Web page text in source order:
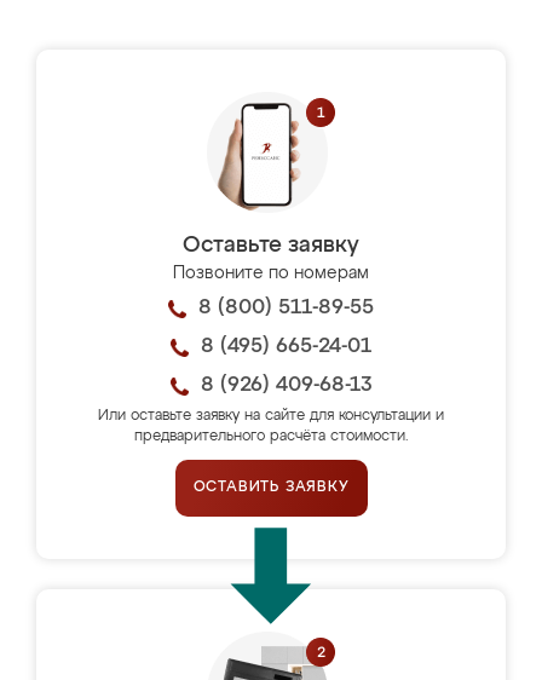
Оставьте заявку
Позвоните по номерам
8 (800) 511-89-55
8 (495) 665-24-01
8 (926) 409-68-13
Или оставьте заявку на сайте для консультации и
предварительного расчёта стоимости.
ОСТАВИТЬ ЗАЯВКУ